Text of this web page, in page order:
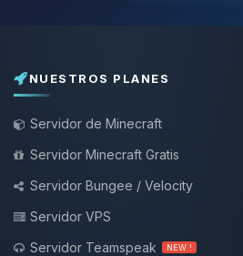
NUESTROS PLANES
Servidor de Minecraft
Servidor Minecraft Gratis
Servidor Bungee / Velocity
Servidor VPS
Servidor Teamspeak
NEW !